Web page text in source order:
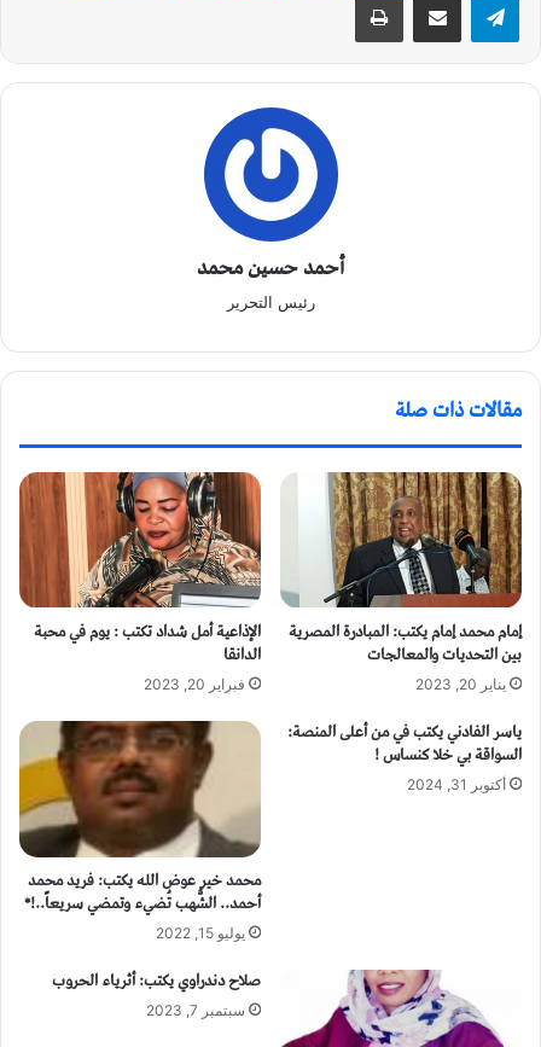
أحمد حسين محمد
رئيس التحرير
مقالات ذات صلة
إمام محمد إمام يكتب: المبادرة المصرية
بين التحديات والمعالجات
يناير 20, 2023
الإذاعية أمل شداد تكتب : يوم في محبة
الدانقا
فبراير 20, 2023
ياسر الفادني يكتب في من أعلى المنصة:
السواقة بي خلا كنساس !
أكتوبر 31, 2024
محمد خير عوض الله يكتب: فريد محمد
أحمد.. الشُّهب تُضيء وتمضي سريعاً..!*
يوليو 15, 2022
صلاح دندراوي يكتب: أثرياء الحروب
سبتمبر 7, 2023